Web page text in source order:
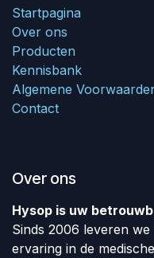
Startpagina
Over ons
Producten
Kennisbank
Algemene
Contact
Over ons
Hysop is uw
Sinds 2006 leveren
ervaring in de